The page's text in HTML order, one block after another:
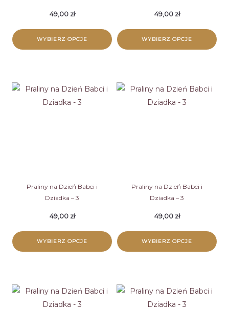
49,00 zł
WYBIERZ OPCJE
49,00 zł
WYBIERZ OPCJE
Praliny na Dzień Babci i
Dziadka – 3
49,00 zł
WYBIERZ OPCJE
Praliny na Dzień Babci i
Dziadka – 3
49,00 zł
WYBIERZ OPCJE